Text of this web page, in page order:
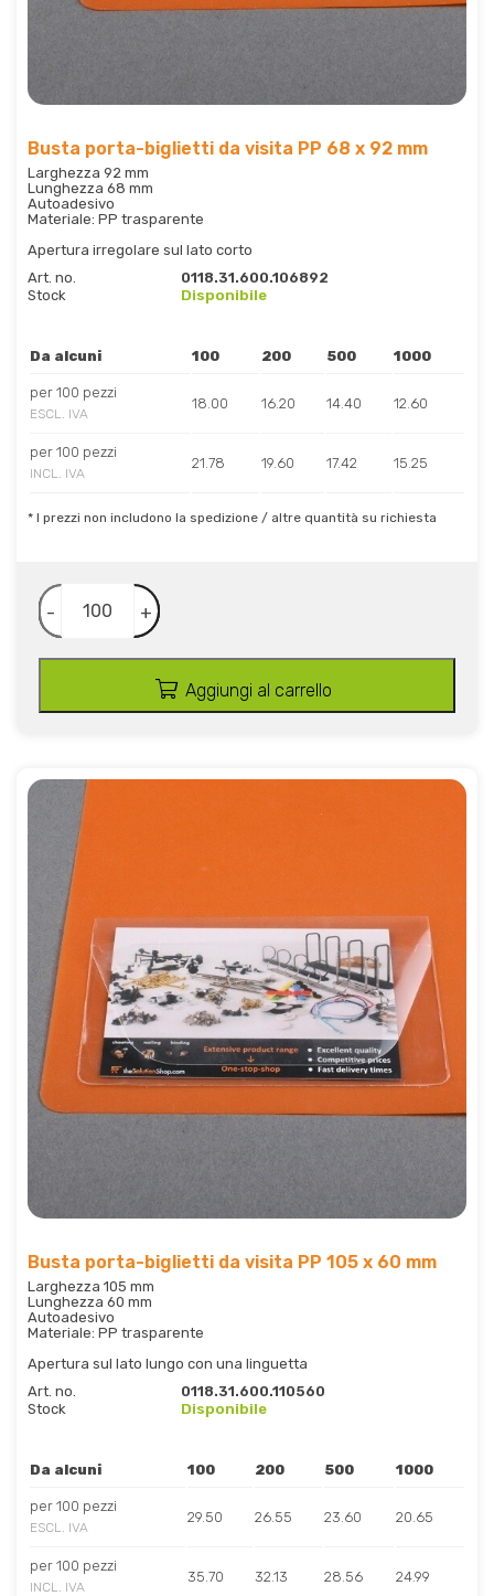
Busta porta-biglietti da visita PP 68 x 92 mm
Larghezza 92 mm
Lunghezza 68 mm
Autoadesivo
Materiale: PP trasparente
Apertura irregolare sul lato corto
Art. no.
0118.31.600.106892
Stock
Disponibile
Da alcuni 100 200 500 1000
per 100 pezzi
ESCL. IVA
18.00 16.20 14.40 12.60
per 100 pezzi
INCL. IVA
21.78 19.60 17.42 15.25
* I prezzi non includono la spedizione / altre quantità su richiesta
- +
Aggiungi al carrello
Busta porta-biglietti da visita PP 105 x 60 mm
Larghezza 105 mm
Lunghezza 60 mm
Autoadesivo
Materiale: PP trasparente
Apertura sul lato lungo con una linguetta
Art. no.
0118.31.600.110560
Stock
Disponibile
Da alcuni 100 200 500 1000
per 100 pezzi
ESCL. IVA
29.50 26.55 23.60 20.65
per 100 pezzi
INCL. IVA
35.70 32.13 28.56 24.99